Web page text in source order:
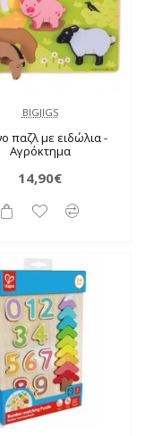
BIGJIGS
παζλ με ειδώλια -
Αγρόκτημα
14,90€